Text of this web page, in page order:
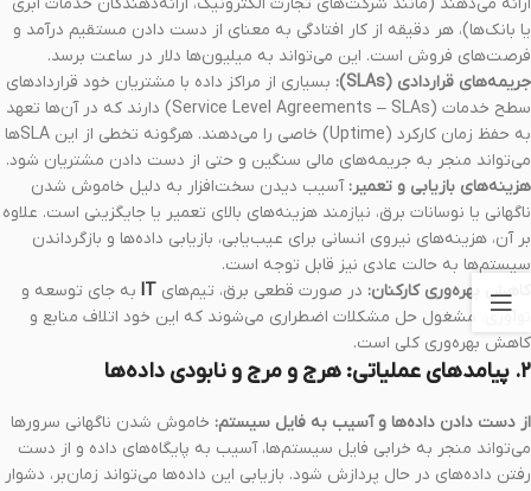
یا بانک‌ها)، هر دقیقه از کار افتادگی به معنای از دست دادن مستقیم درآمد و
فرصت‌های فروش است. این می‌تواند به میلیون‌ها دلار در ساعت برسد.
جریمه‌های قراردادی (SLAs):
بسیاری از مراکز داده با مشتریان خود قراردادهای
سطح خدمات (Service Level Agreements – SLAs) دارند که در آن‌ها تعهد
به حفظ زمان کارکرد (Uptime) خاصی را می‌دهند. هرگونه تخطی از این SLAها
می‌تواند منجر به جریمه‌های مالی سنگین و حتی از دست دادن مشتریان شود.
هزینه‌های بازیابی و تعمیر: آسیب دیدن سخت‌افزار به دلیل خاموش شدن
ناگهانی یا نوسانات برق، نیازمند هزینه‌های بالای تعمیر یا جایگزینی است. علاوه
بر آن، هزینه‌های نیروی انسانی برای عیب‌یابی، بازیابی داده‌ها و بازگرداندن
سیستم‌ها به حالت عادی نیز قابل توجه است.
کاهش بهره‌وری کارکنان: در صورت قطعی برق، تیم‌های IT به جای توسعه و
نوآوری، مشغول حل مشکلات اضطراری می‌شوند که این خود اتلاف منابع و
کاهش بهره‌وری کلی است.
۲. پیامدهای عملیاتی: هرج و مرج و نابودی داده‌ها
از دست دادن داده‌ها و آسیب به فایل سیستم: خاموش شدن ناگهانی سرورها
می‌تواند منجر به خرابی فایل سیستم‌ها، آسیب به پایگاه‌های داده و از دست
رفتن داده‌های در حال پردازش شود. بازیابی این داده‌ها می‌تواند زمان‌بر، دشوار